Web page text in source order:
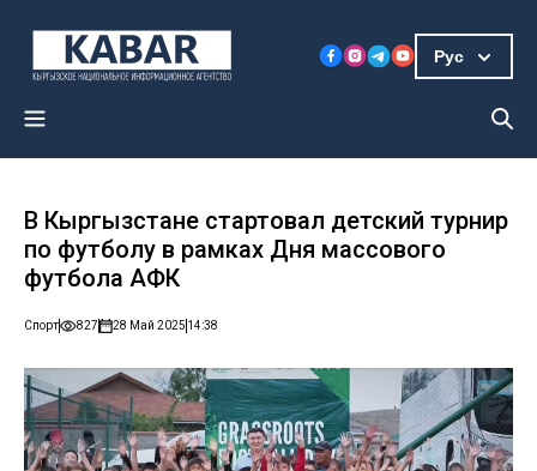
Рус
В Кыргызстане стартовал детский турнир
по футболу в рамках Дня массового
футбола АФК
Спорт 827 28 Май 2025 14:38